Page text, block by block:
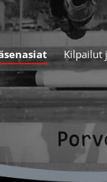
Kilpailut